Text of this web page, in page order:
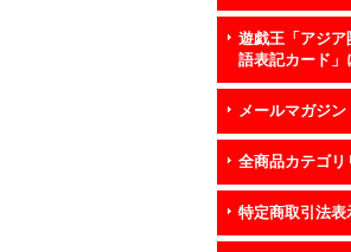
遊戯王「アジア
語表記カード」
メールマガジン
全商品カテゴリ
特定商取引法表